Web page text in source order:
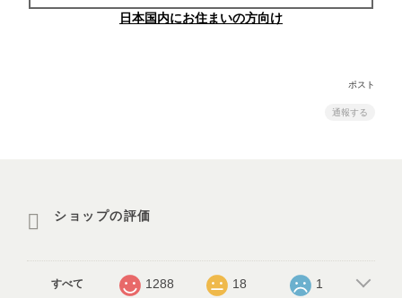
日本国内にお住まいの方向け
ポスト
通報する
ショップの評価
すべて 1288 18 1